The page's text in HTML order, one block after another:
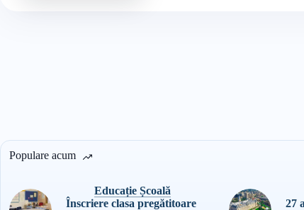
Populare acum
Educație Școală
Înscriere clasa pregătitoare
27